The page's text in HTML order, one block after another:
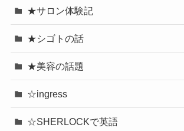
★サロン体験記
★シゴトの話
★美容の話題
☆ingress
☆SHERLOCKで英語